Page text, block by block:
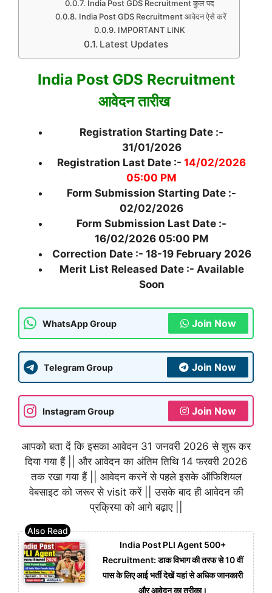
India Post GDS Recruitment कुल पद
India Post GDS Recruitment आवेदन ऐसे करें
IMPORTANT LINK
Latest Updates
India Post GDS Recruitment
आवेदन तारीख
Registration Starting Date :-
31/01/2026
Registration Last Date :- 14/02/2026
05:00 PM
Form Submission Starting Date :-
02/02/2026
Form Submission Last Date :-
16/02/2026 05:00 PM
Correction Date :- 18-19 February 2026
Merit List Released Date :- Available
Soon
WhatsApp Group Join Now
Telegram Group Join Now
Instagram Group Join Now
आपको बता दें कि इसका आवेदन 31 जनवरी 2026 से शुरू कर
दिया गया हैं || और आवेदन का अंतिम तिथि 14 फरवरी 2026
तक रखा गया हैं || आवेदन करनें से पहले इसके ऑफिशियल
वेबसाइट को जरूर से visit करें || उसके बाद ही आवेदन की
प्रक्रिया को आगे बढ़ाए ||
India Post PLI Agent 500+
Recruitment: डाक विभाग की तरफ से 10 वीं
पास के लिए आई भर्ती देखें यहां से अधिक जानकारी
और आवेदन का तरीका।